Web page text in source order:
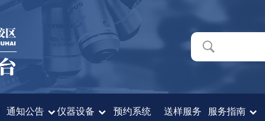
通知公告 仪器设备 预约系统 送样服务 服务指南